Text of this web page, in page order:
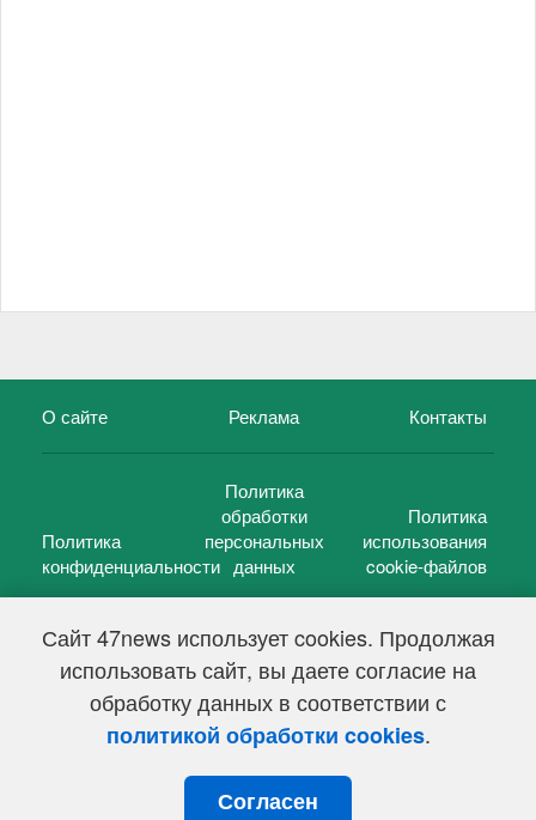
Сайт 47news использует cookies. Продолжая
использовать сайт, вы даете согласие на
обработку данных в соответствии с
политикой обработки cookies.
Согласен
О сайте Реклама Контакты
Политика
конфиденциальности
Политика
обработки
персональных
данных
Политика
использования
cookie-файлов
47 новостей (47 news)2005 — 2026 г.
Свидетельство о регистрации СМИ Эл № ФС 77-39848, выдано
Федеральной службой по надзору в сфере связи,
информационных технологий и массовых коммуникаций